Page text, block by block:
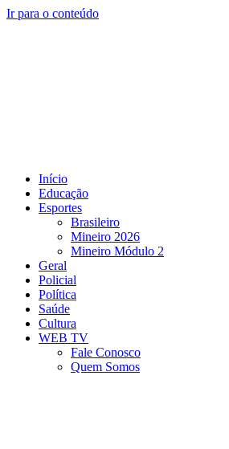
Ir para o conteúdo
Início
Educação
Esportes
Brasileiro
Mineiro 2026
Mineiro Módulo 2
Geral
Policial
Política
Saúde
Cultura
WEB TV
Fale Conosco
Quem Somos